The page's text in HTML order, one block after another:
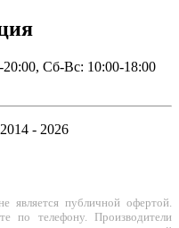
Сб-Вс: 10:00-18:00
- 2026
является публичной офертой.
по телефону. Производители